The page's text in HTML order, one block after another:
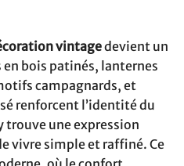
vintagedevient un
bois patinés, lanternes
campagnards, et
renforcent l’identité du
une expression
vivre simple et raffiné. Ce